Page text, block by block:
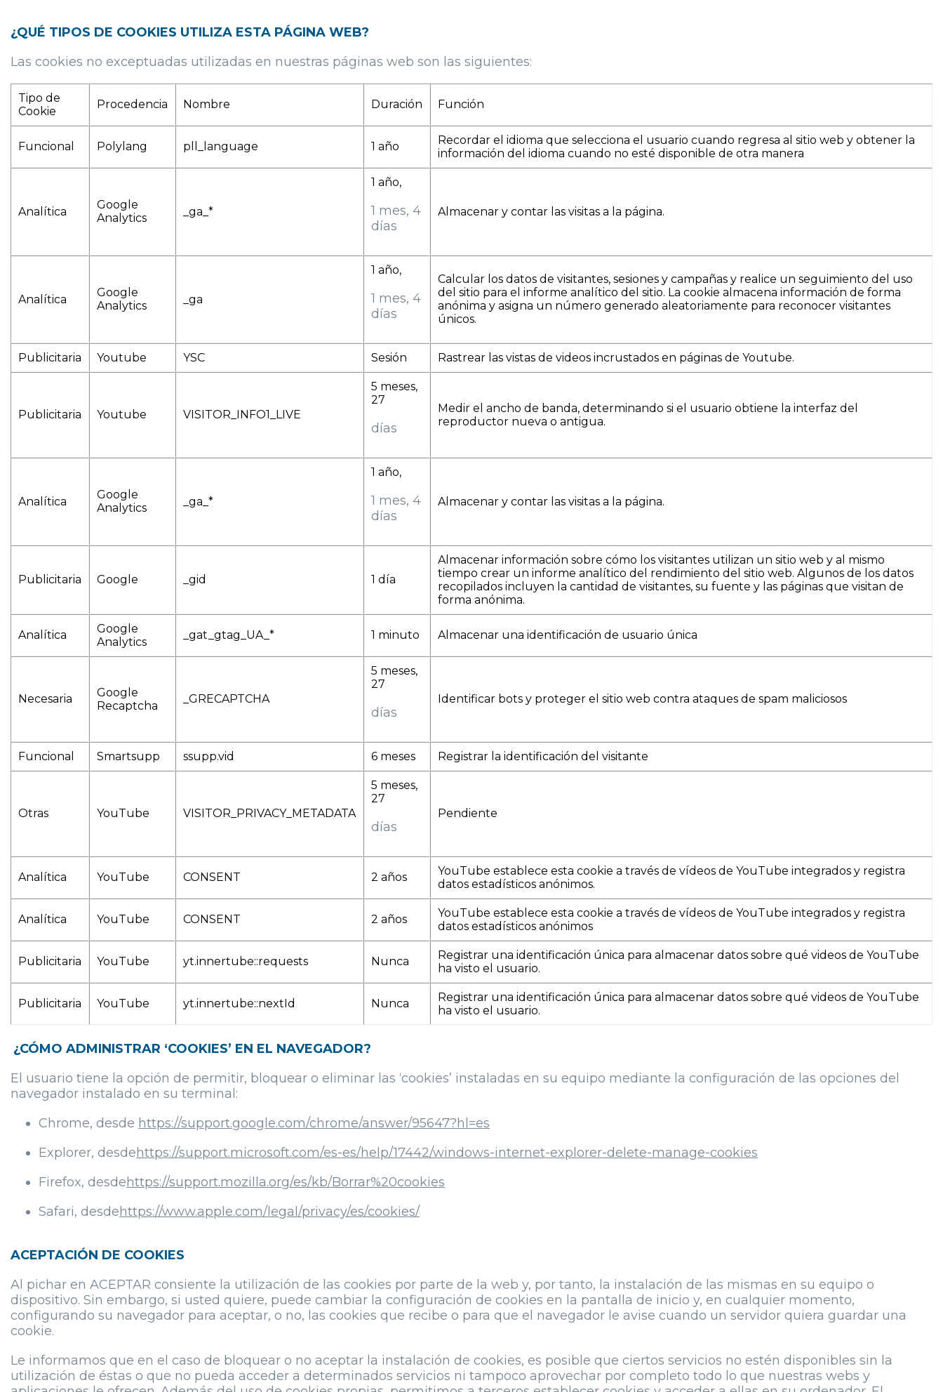
¿QUÉ TIPOS DE COOKIES UTILIZA ESTA PÁGINA WEB?
Las cookies no exceptuadas utilizadas en nuestras páginas web son las siguientes:
Tipo de
Cookie
Procedencia Nombre Duración Función
Funcional Polylang pll_language 1 año
Recordar el idioma que selecciona el usuario cuando regresa al sitio web y obtener la
información del idioma cuando no esté disponible de otra manera
Analítica
Google
Analytics
_ga_*
1 año,
1 mes, 4
días
Almacenar y contar las visitas a la página.
Analítica
Google
Analytics
_ga
1 año,
1 mes, 4
días
Calcular los datos de visitantes, sesiones y campañas y realice un seguimiento del uso
del sitio para el informe analítico del sitio. La cookie almacena información de forma
anónima y asigna un número generado aleatoriamente para reconocer visitantes
únicos.
Publicitaria Youtube YSC Sesión Rastrear las vistas de videos incrustados en páginas de Youtube.
Publicitaria Youtube VISITOR_INFO1_LIVE
5 meses,
27
días
Medir el ancho de banda, determinando si el usuario obtiene la interfaz del
reproductor nueva o antigua.
Analítica
Google
Analytics
_ga_*
1 año,
1 mes, 4
días
Almacenar y contar las visitas a la página.
Publicitaria Google _gid 1 día
Almacenar información sobre cómo los visitantes utilizan un sitio web y al mismo
tiempo crear un informe analítico del rendimiento del sitio web. Algunos de los datos
recopilados incluyen la cantidad de visitantes, su fuente y las páginas que visitan de
forma anónima.
Analítica
Google
Analytics
_gat_gtag_UA_* 1 minuto Almacenar una identificación de usuario única
Necesaria
Google
Recaptcha
_GRECAPTCHA
5 meses,
27
días
Identificar bots y proteger el sitio web contra ataques de spam maliciosos
Funcional Smartsupp ssupp.vid 6 meses Registrar la identificación del visitante
Otras YouTube VISITOR_PRIVACY_METADATA
5 meses,
27
días
Pendiente
Analítica YouTube CONSENT 2 años
YouTube establece esta cookie a través de vídeos de YouTube integrados y registra
datos estadísticos anónimos.
Analítica YouTube CONSENT 2 años
YouTube establece esta cookie a través de vídeos de YouTube integrados y registra
datos estadísticos anónimos
Publicitaria YouTube yt.innertube::requests Nunca
Registrar una identificación única para almacenar datos sobre qué videos de YouTube
ha visto el usuario.
Publicitaria YouTube yt.innertube::nextId Nunca
Registrar una identificación única para almacenar datos sobre qué videos de YouTube
ha visto el usuario.
¿CÓMO ADMINISTRAR ‘COOKIES’ EN EL NAVEGADOR?
El usuario tiene la opción de permitir, bloquear o eliminar las ‘cookies’ instaladas en su equipo mediante la configuración de las opciones del
navegador instalado en su terminal:
Chrome, desde https://support.google.com/chrome/answer/95647?hl=es
Explorer, desdehttps://support.microsoft.com/es-es/help/17442/windows-internet-explorer-delete-manage-cookies
Firefox, desdehttps://support.mozilla.org/es/kb/Borrar%20cookies
Safari, desdehttps://www.apple.com/legal/privacy/es/cookies/
ACEPTACIÓN DE COOKIES
Al pichar en ACEPTAR consiente la utilización de las cookies por parte de la web y, por tanto, la instalación de las mismas en su equipo o
dispositivo. Sin embargo, si usted quiere, puede cambiar la configuración de cookies en la pantalla de inicio y, en cualquier momento,
configurando su navegador para aceptar, o no, las cookies que recibe o para que el navegador le avise cuando un servidor quiera guardar una
cookie.
Le informamos que en el caso de bloquear o no aceptar la instalación de cookies, es posible que ciertos servicios no estén disponibles sin la
utilización de éstas o que no pueda acceder a determinados servicios ni tampoco aprovechar por completo todo lo que nuestras webs y